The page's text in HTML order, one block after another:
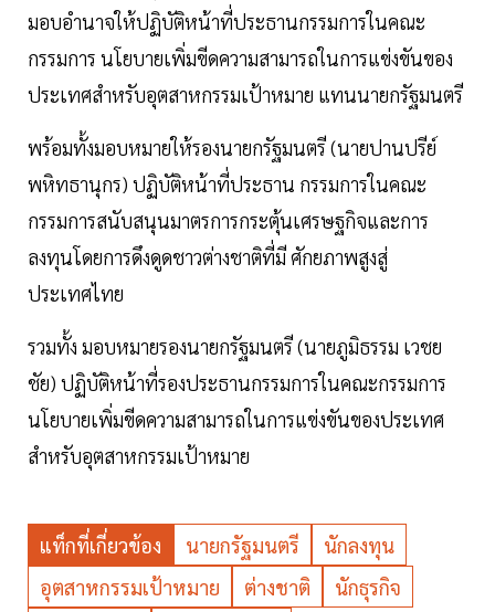
มอบอำนาจให้ปฏิบัติหน้าที่ประธานกรรมการในคณะ
กรรมการ นโยบายเพิ่มขีดความสามารถในการแข่งขันของ
ประเทศสำหรับอุตสาหกรรมเป้าหมาย แทนนายกรัฐมนตรี
พร้อมทั้งมอบหมายให้รองนายกรัฐมนตรี (นายปานปรีย์
พหิทธานุกร) ปฏิบัติหน้าที่ประธาน กรรมการในคณะ
กรรมการสนับสนุนมาตรการกระตุ้นเศรษฐกิจและการ
ลงทุนโดยการดึงดูดชาวต่างชาติที่มี ศักยภาพสูงสู่
ประเทศไทย
รวมทั้ง มอบหมายรองนายกรัฐมนตรี (นายภูมิธรรม เวชย
ชัย) ปฏิบัติหน้าที่รองประธานกรรมการในคณะกรรมการ
นโยบายเพิ่มขีดความสามารถในการแข่งขันของประเทศ
สำหรับอุตสาหกรรมเป้าหมาย
แท็กที่เกี่ยวข้อง นายกรัฐมนตรี
นักลงทุน
อุตสาหกรรมเป้าหมาย
ต่างชาติ
นักธุรกิจ